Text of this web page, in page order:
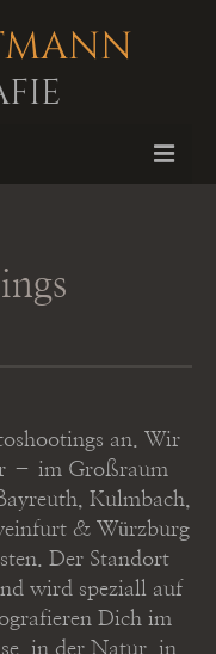
an. Wir
– im Großraum
Kulmbach,
& Würzburg
Der Standort
wird speziall auf
Dich im
in der Natur, in